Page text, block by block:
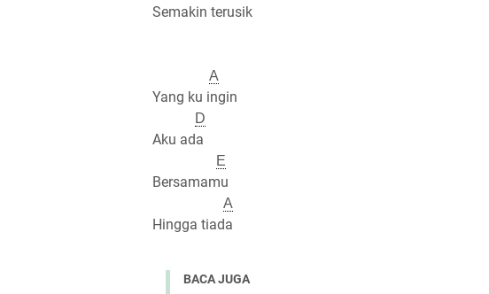
Semakin terusik
A
Yang ku ingin
D
Aku ada
E
Bersamamu
A
Hingga tiada
BACA JUGA